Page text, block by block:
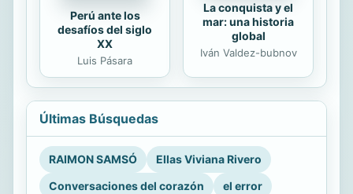
Perú ante los
desafíos del siglo
XX
Luis Pásara
La conquista y el
mar: una historia
global
Iván Valdez-bubnov
Últimas Búsquedas
RAIMON SAMSÓ
Ellas Viviana Rivero
Conversaciones del corazón
el error